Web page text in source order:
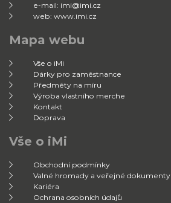
e-mail: imi@imi.cz
web: www.imi.cz
Mapa webu
Vše o iMi
Dárky pro zaměstnance
Předměty na míru
Výroba vlastního merche
Kontakt
Doprava
Vše o iMi
Obchodní podmínky
Valné hromady a veřejné dokumenty
Kariéra
Ochrana osobních údajů